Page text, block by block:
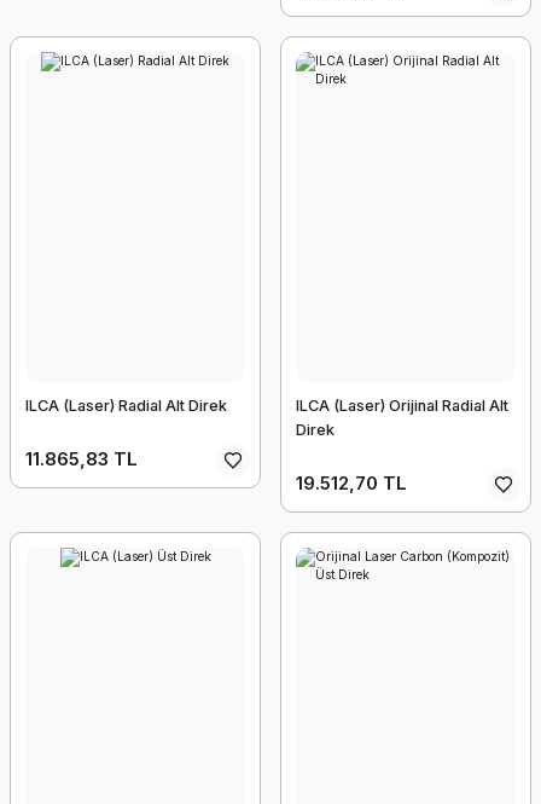
ILCA (Laser) Radial Alt Direk
11.865,83 TL
ILCA (Laser) Orijinal Radial Alt
Direk
19.512,70 TL